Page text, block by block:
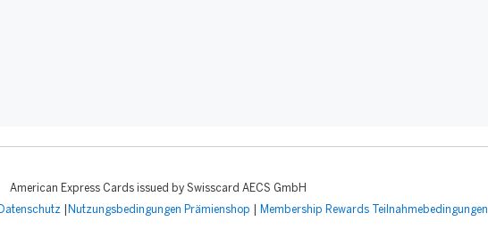
American Express Cards issued by Swisscard AECS GmbH
Datenschutz Nutzungsbedingungen Prämienshop Membership Rewards Teilnahmebedingungen